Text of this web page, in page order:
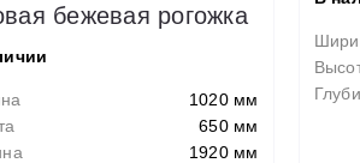
бежевая рогожка
1020 мм
650 мм
1920 мм